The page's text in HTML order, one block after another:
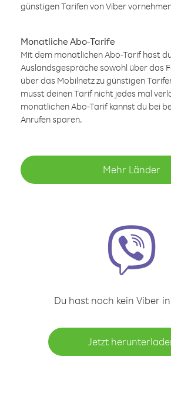
günstigen Tarifen von Viber
Monatliche Abo-Tarife
Mit dem monatlichen Abo-Tarif hast
Auslandsgespräche sowohl über das
über das Mobilnetz zu günstigen
musst deinen Tarif nicht jedes mal
monatlichen Abo-Tarif kannst du bei
Anrufen sparen.
Mehr Länder
Du hast noch kein Viber
Jetzt